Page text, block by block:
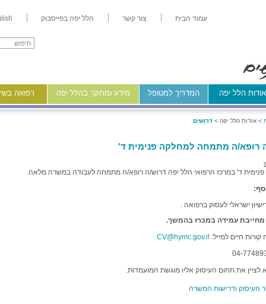
עמוד הבית צור קשר הלל יפה בפייסבוק
אודות הלל יפה המדריך למטופל מידע ומחקר בהלל יפה רפואה
> אודות הלל יפה > דרושים
רופא/ה מתמחה למחלקה פנימית ד'
ד' במרכז הרפואי הלל יפה דרוש/ה רופא/ה מתמחה לעבודה במשרה מלאה.
סף:
ישראלי לעסוק ברפואה .
עמידה במכרז בהמשך.
חיים למייל: CV@hymc.gov.il
לציין את תחום העיסוק אליו מוגשת המועמדות.
העיסוק ודרישות המשרה